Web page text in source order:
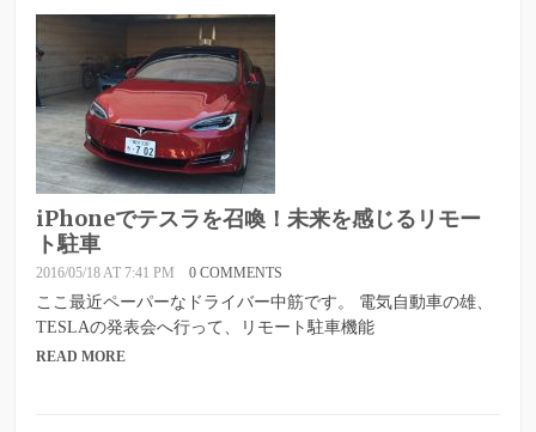
iPhoneでテスラを召喚！未来を感じるリモー
ト駐車
2016/05/18 AT 7:41 PM 0 COMMENTS
ここ最近ペーパーなドライバー中筋です。 電気自動車の雄、
TESLAの発表会へ行って、リモート駐車機能
READ MORE